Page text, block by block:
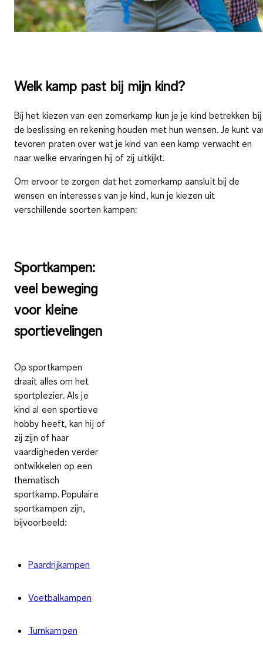
Welk kamp past bij mijn kind?
Bij het kiezen van een zomerkamp kun je je kind betrekken bij
de beslissing en rekening houden met hun wensen. Je kunt
tevoren praten over wat je kind van een kamp verwacht en
naar welke ervaringen hij of zij uitkijkt.
Om ervoor te zorgen dat het zomerkamp aansluit bij de
wensen en interesses van je kind, kun je kiezen uit
verschillende soorten kampen:
Sportkampen:
veel beweging
voor kleine
sportievelingen
Op sportkampen
draait alles om het
sportplezier. Als je
kind al een sportieve
hobby heeft, kan hij of
zij zijn of haar
vaardigheden verder
ontwikkelen op een
thematisch
sportkamp. Populaire
sportkampen zijn,
bijvoorbeeld:
Paardrijkampen
Voetbalkampen
Turnkampen